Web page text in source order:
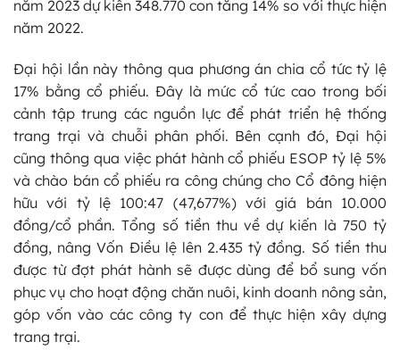
năm 2023 dự kiến 348.770 con tăng 14% so với thực hiện
năm 2022.
Đại hội lần này thông qua phương án chia cổ tức tỷ lệ
17% bằng cổ phiếu. Đây là mức cổ tức cao trong bối
cảnh tập trung các nguồn lực để phát triển hệ thống
trang trại và chuỗi phân phối. Bên cạnh đó, Đại hội
cũng thông qua việc phát hành cổ phiếu ESOP tỷ lệ 5%
và chào bán cổ phiếu ra công chúng cho Cổ đông hiện
hữu với tỷ lệ 100:47 (47,677%) với giá bán 10.000
đồng/cổ phần. Tổng số tiền thu về dự kiến là 750 tỷ
đồng, nâng Vốn Điều lệ lên 2.435 tỷ đồng. Số tiền thu
được từ đợt phát hành sẽ được dùng để bổ sung vốn
phục vụ cho hoạt động chăn nuôi, kinh doanh nông sản,
góp vốn vào các công ty con để thực hiện xây dựng
trang trại.